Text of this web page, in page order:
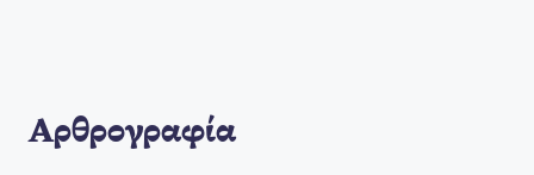
Αρθρογραφία